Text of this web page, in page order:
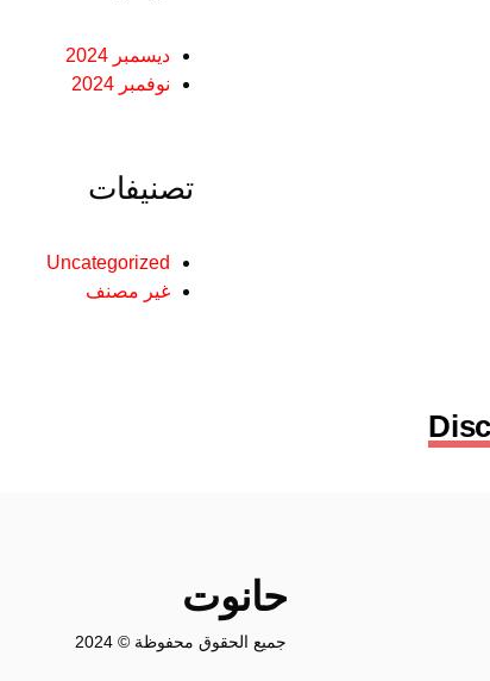
ديسمبر 2024
نوفمبر 2024
تصنيفات
Uncategorized
غير مصنف
حانوت
جميع الحقوق محفوظة © 2024